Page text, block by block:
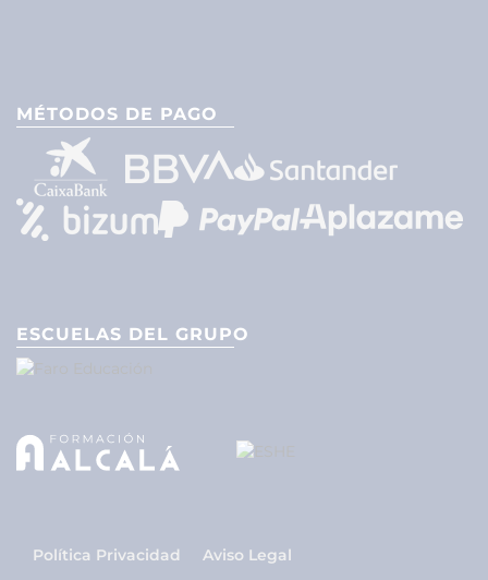
MÉTODOS DE PAGO
ESCUELAS DEL GRUPO
Política Privacidad
Aviso Legal